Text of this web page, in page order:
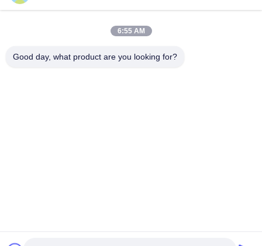
보내
6:55 AM
Good day, what product are you looking for?